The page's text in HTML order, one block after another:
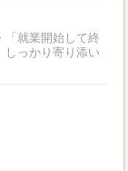
「就業開始して終
っかり寄り添い